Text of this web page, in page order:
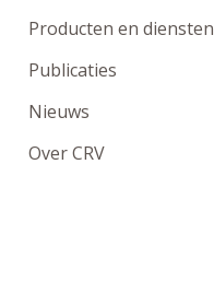
Producten en diensten
Publicaties
Nieuws
Over CRV